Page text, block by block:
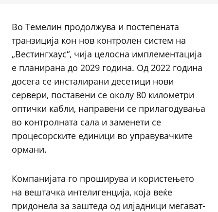
Во Темелин продолжува и постепената
транзиција кон нов контролен систем на
„Вестингхаус“, чија целосна имплементација
е планирана до 2029 година. Од 2022 година
досега се инсталирани десетици нови
сервери, поставени се околу 80 километри
оптички кабли, направени се прилагодувања
во контролната сала и заменети се
процесорските единици во управувачките
ормани.
Компанијата го проширува и користењето
на вештачка интелигенција, која веќе
придонела за заштеда од илјадници мегават-